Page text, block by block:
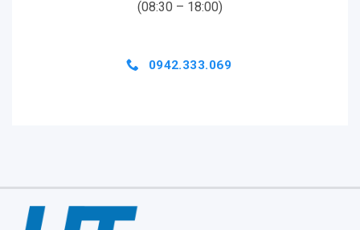
nội bộ âm thanh tốt nhất thế giới. Tiếng trò
(08:30 – 18:00)
0942.333.069